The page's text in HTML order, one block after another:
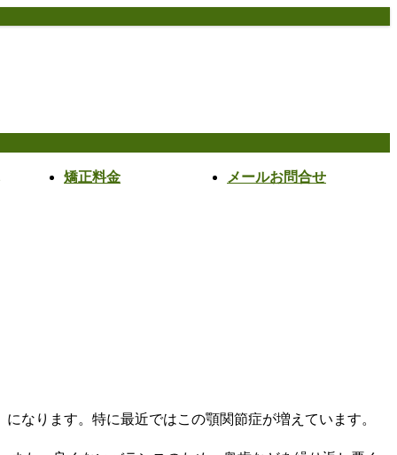
矯正料金 メールお問合せ
なります。特に最近ではこの顎関節症が増えています。